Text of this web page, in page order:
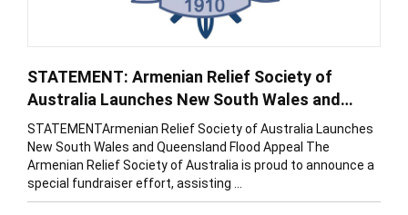
STATEMENT: Armenian Relief Society of
Australia Launches New South Wales and
Queensland Flood Appeal
STATEMENTArmenian Relief Society of Australia Launches
New South Wales and Queensland Flood Appeal The
Armenian Relief Society of Australia is proud to announce a
special fundraiser effort, assisting ...